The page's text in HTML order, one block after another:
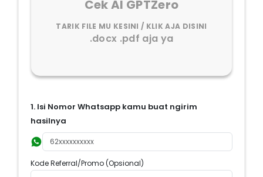
Cek AI GPTZero
TARIK FILE MU KESINI / KLIK AJA DISINI
.docx .pdf aja ya
1. Isi Nomor Whatsapp kamu buat ngirim
hasilnya
Kode Referral/Promo (Opsional)